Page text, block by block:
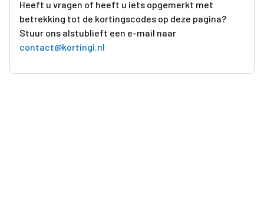
Heeft u vragen of heeft u iets opgemerkt met
betrekking tot de kortingscodes op deze pagina?
Stuur ons alstublieft een e-mail naar
contact@kortingi.nl